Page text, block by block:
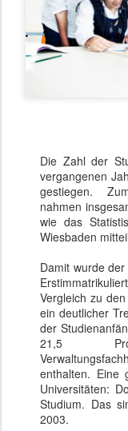
Die Zahl der
vergangenen
gestiegen.
nahmen
wie das
Wiesbaden
Damit wurde
Vergleich zu
ein deutlicher
der
21,5
enthalten. Eine
Universitäten:
Studium. Das
2003.